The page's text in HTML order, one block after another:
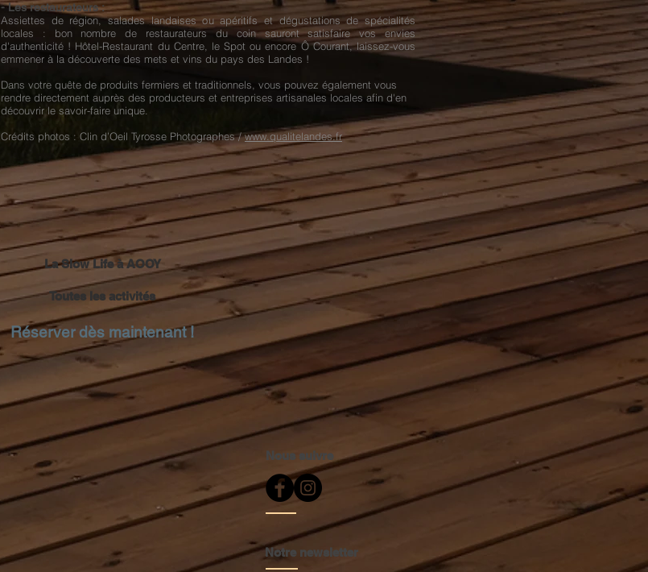
- Les restaurateurs :
Assiettes de région, salades landaises ou apéritifs et dégustations de spécialités
locales : bon nombre de restaurateurs du coin sauront satisfaire vos envies
d'authenticité ! Hôtel-Restaurant du Centre, le Spot ou encore Ô Courant, laissez-vous
emmener à la découverte des mets et vins du pays des Landes !
Dans votre quête de produits fermiers et traditionnels, vous pouvez également vous
rendre directement auprès des producteurs et entreprises artisanales locales afin d'en
découvrir le savoir-faire unique.
Crédits photos : Clin d’Oeil Tyrosse Photographes /www.qualitelandes.fr
La Slow Life à AOOY
Toutes les activités
Réserver dès maintenant !
Nous suivre
Notre newsletter